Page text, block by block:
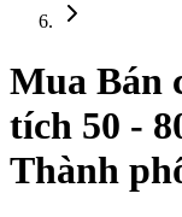
Mua Bán
tích 50 -
Thành